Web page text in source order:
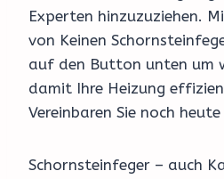
Experten hinzuzuziehen.
von Keinen
auf den Button unten um
damit Ihre Heizung
Vereinbaren Sie noch
Schornsteinfeger – auch